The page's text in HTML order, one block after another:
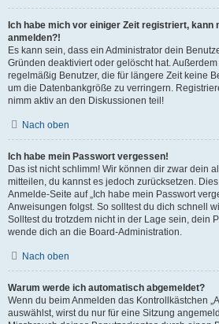
Ich habe mich vor einiger Zeit registriert, kann
anmelden?!
Es kann sein, dass ein Administrator dein
Gründen deaktiviert oder gelöscht hat.
regelmäßig Benutzer, die für längere Zeit keine
um die Datenbankgröße zu verringern.
nimm aktiv an den Diskussionen teil!
Nach oben
Ich habe mein Passwort vergessen!
Das ist nicht schlimm! Wir können dir zwar dein
mitteilen, du kannst es jedoch zurücksetzen.
Anmelde-Seite auf „Ich habe mein Passwort
Anweisungen folgst. So solltest du dich schnell
Solltest du trotzdem nicht in der Lage sein, dein
wende dich an die Board-Administration.
Nach oben
Warum werde ich automatisch abgemeldet?
Wenn du beim Anmelden das Kontrollkästchen
auswählst, wirst du nur für eine Sitzung